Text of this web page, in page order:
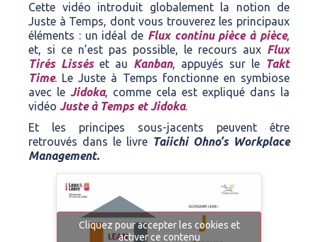
Cette vidéo introduit globalement la notion de
Juste à Temps, dont vous trouverez les principaux
éléments : un idéal de Flux continu pièce à pièce,
et, si ce n’est pas possible, le recours aux Flux
Tirés Lisséset au Kanban, appuyés sur le Takt
Time. Le Juste à Temps fonctionne en symbiose
avec le Jidoka, comme cela est expliqué dans la
vidéo Juste à Temps et Jidoka.
Et les principes sous-jacents peuvent être
retrouvés dans le livre Taiichi Ohno’s Workplace
Management.
Cliquez pour accepter les cookies et
activer ce contenu